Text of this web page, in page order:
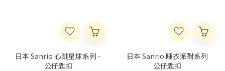
日本 Sanrio 心跳星球系列 -
公仔匙扣
日本 Sanrio 睡衣派對系列
公仔匙扣